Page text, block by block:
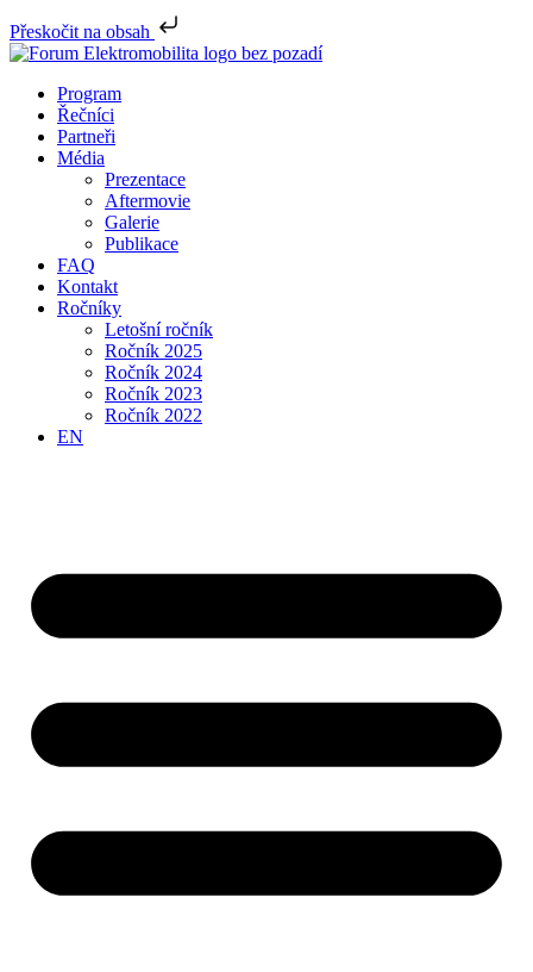
Přeskočit na obsah
Program
Řečníci
Partneři
Média
Prezentace
Aftermovie
Galerie
Publikace
FAQ
Kontakt
Ročníky
Letošní ročník
Ročník 2025
Ročník 2024
Ročník 2023
Ročník 2022
EN